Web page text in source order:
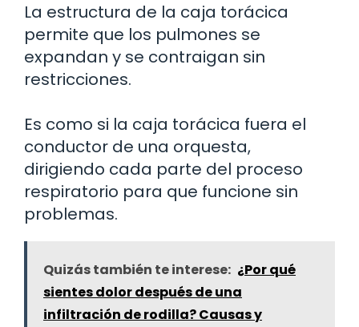
La estructura de la caja torácica
permite que los pulmones se
expandan y se contraigan sin
restricciones.
Es como si la caja torácica fuera el
conductor de una orquesta,
dirigiendo cada parte del proceso
respiratorio para que funcione sin
problemas.
Quizás también te interese: ¿Por qué
sientes dolor después de una
infiltración de rodilla? Causas y